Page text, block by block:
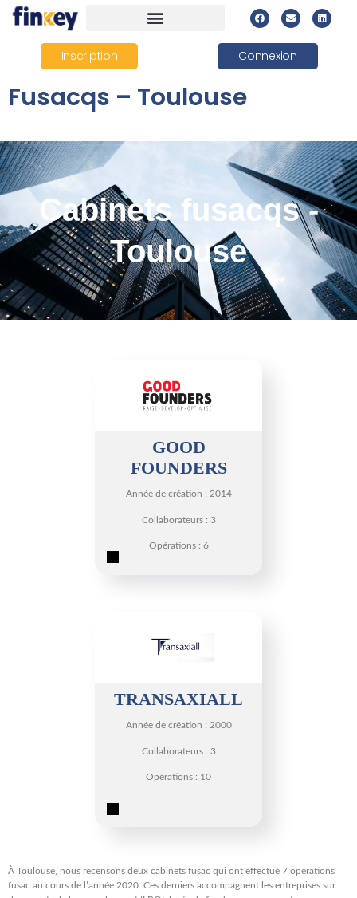
Inscription Connexion
Fusacqs – Toulouse
Cabinets fusacqs -
Toulouse
GOOD
FOUNDERS
Année de création : 2014
Collaborateurs : 3
Opérations : 6
TRANSAXIALL
Année de création : 2000
Collaborateurs : 3
Opérations : 10
À Toulouse, nous recensons deux cabinets fusac qui ont effectué 7 opérations
fusac au cours de l’année 2020. Ces derniers accompagnent les entreprises sur